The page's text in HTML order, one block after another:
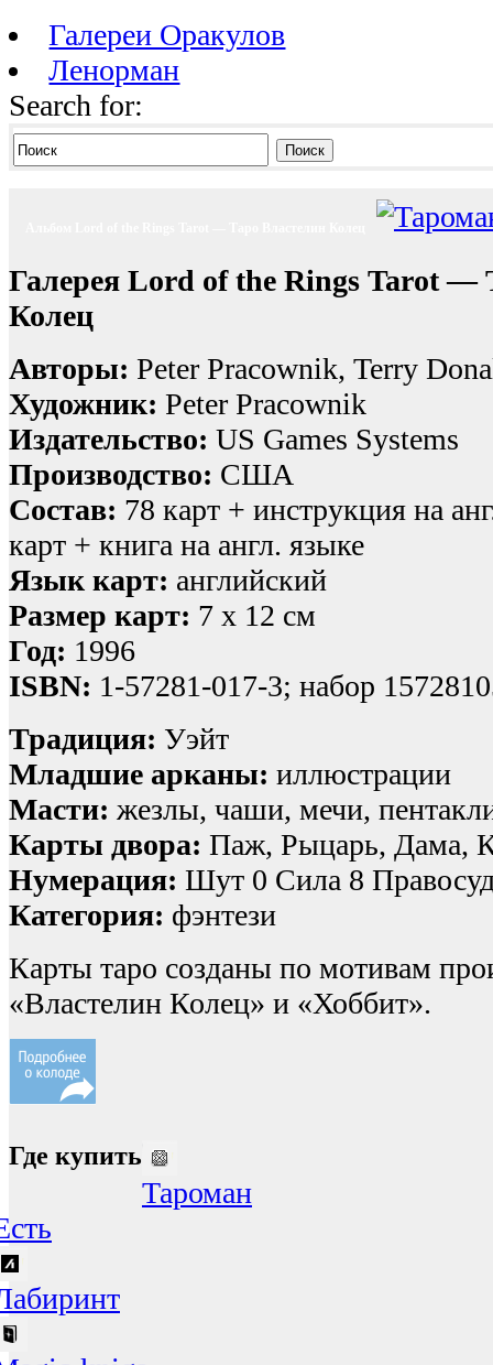
Галереи Оракулов
Ленорман
Search for:
Поиск
Галерея Lord of the Rings Tarot —
Колец
Авторы: Peter Pracownik, Terry
Художник: Peter Pracownik
Издательство: US Games Systems
Производство: США
Состав: 78 карт + инструкция на
карт + книга на англ. языке
Язык карт: английский
Размер карт: 7 х 12 см
Год: 1996
ISBN: 1-57281-017-3; набор
Традиция: Уэйт
Младшие арканы: иллюстрации
Масти: жезлы, чаши, мечи,
Карты двора: Паж, Рыцарь, Дама,
Нумерация: Шут 0 Сила 8
Категория: фэнтези
Карты таро созданы по мотивам
«Властелин Колец» и «Хоббит».
Где купить
Тароман